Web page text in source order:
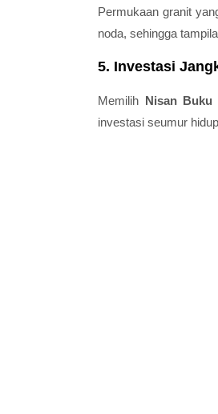
Permukaan granit
noda, sehingga
5. Investasi
Memilih Nisan Buku
investasi seumur